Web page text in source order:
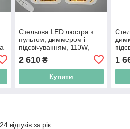
Стельова LED люстра з
пультом, диммером і
підсвічуванням, 110W,
2 610₴
Купити
1
відгуків за рік